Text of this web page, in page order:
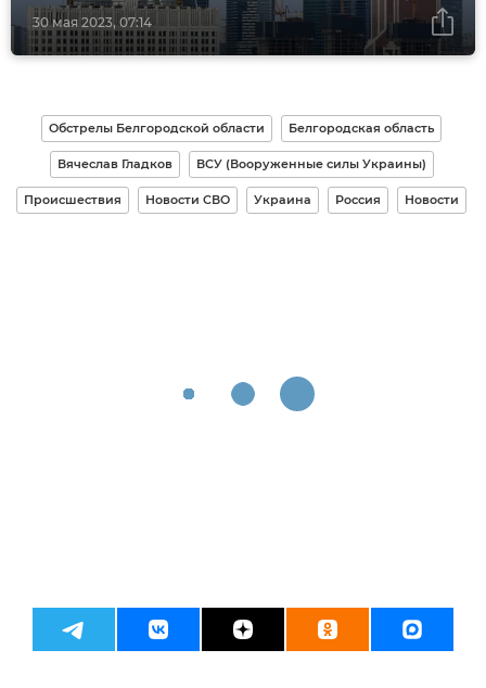
30 мая 2023, 07:14
Обстрелы Белгородской области Белгородская область
Вячеслав Гладков ВСУ (Вооруженные силы Украины)
Происшествия Новости СВО Украина Россия Новости